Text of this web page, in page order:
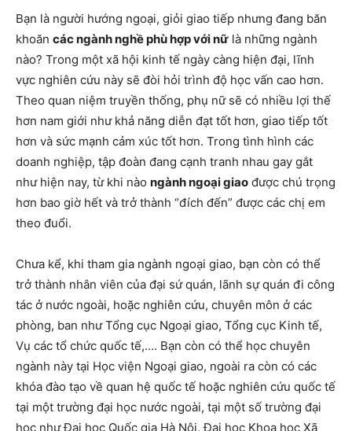
Bạn là người hướng ngoại, giỏi giao tiếp nhưng đang băn
khoăn các ngành nghề phù hợp với nữ là những ngành
nào? Trong một xã hội kinh tế ngày càng hiện đại, lĩnh
vực nghiên cứu này sẽ đòi hỏi trình độ học vấn cao hơn.
Theo quan niệm truyền thống, phụ nữ sẽ có nhiều lợi thế
hơn nam giới như khả năng diễn đạt tốt hơn, giao tiếp tốt
hơn và sức mạnh cảm xúc tốt hơn. Trong tình hình các
doanh nghiệp, tập đoàn đang cạnh tranh nhau gay gắt
như hiện nay, từ khi nào ngành ngoại giao được chú trọng
hơn bao giờ hết và trở thành “đích đến” được các chị em
theo đuổi.
Chưa kể, khi tham gia ngành ngoại giao, bạn còn có thể
trở thành nhân viên của đại sứ quán, lãnh sự quán đi công
tác ở nước ngoài, hoặc nghiên cứu, chuyên môn ở các
phòng, ban như Tổng cục Ngoại giao, Tổng cục Kinh tế,
Vụ các tổ chức quốc tế,…. Bạn còn có thể học chuyên
ngành này tại Học viện Ngoại giao, ngoài ra còn có các
khóa đào tạo về quan hệ quốc tế hoặc nghiên cứu quốc tế
tại một trường đại học nước ngoài, tại một số trường đại
học như Đại học Quốc gia Hà Nội, Đại học Khoa học Xã